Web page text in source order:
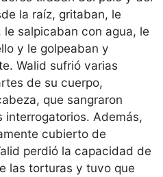
la raíz, gritaban, le
salpicaban con agua, le
y le golpeaban y
Walid sufrió varias
de su cuerpo,
que sangraron
Además,
cubierto de
perdió la capacidad de
las torturas y tuvo que